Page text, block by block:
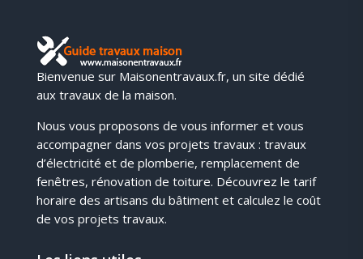
Bienvenue sur Maisonentravaux.fr, un site dédié
aux travaux de la maison.
Nous vous proposons de vous informer et vous
accompagner dans vos projets travaux : travaux
d’électricité et de plomberie, remplacement de
fenêtres, rénovation de toiture. Découvrez le tarif
horaire des artisans du bâtiment et calculez le coût
de vos projets travaux.